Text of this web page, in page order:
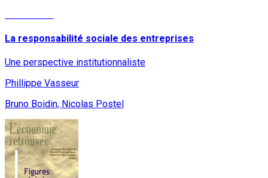
La responsabilité sociale des entreprises
Une perspective institutionnaliste
Phillippe Vasseur
Bruno Boidin, Nicolas Postel